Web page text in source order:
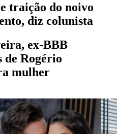
traição do noivo
diz colunista
ex-BBB
de Rogério
mulher